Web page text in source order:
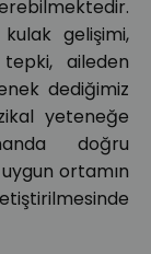
gelişimi,
aileden
dediğimiz
yeteneğe
doğru
ortamın